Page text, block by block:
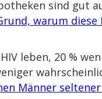
sind gut
warum
leben, 20 %
Männer